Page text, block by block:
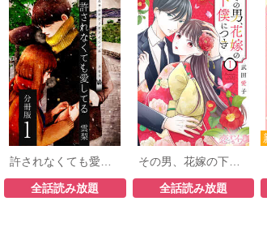
許されなくても愛してる 分冊版
全話読み放題
その男、花嫁の下僕につき
全話読み放題